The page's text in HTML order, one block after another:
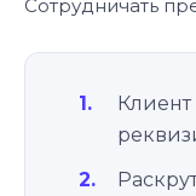
Сотрудничать